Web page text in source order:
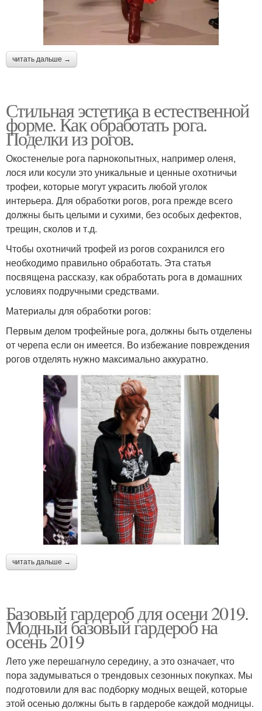
читать дальше →
Стильная эстетика в естественной
форме. Как обработать рога.
Поделки из рогов.
Окостенелые рога парнокопытных, например оленя,
лося или косули это уникальные и ценные охотничьи
трофеи, которые могут украсить любой уголок
интерьера. Для обработки рогов, рога прежде всего
должны быть целыми и сухими, без особых дефектов,
трещин, сколов и т.д.
Чтобы охотничий трофей из рогов сохранился его
необходимо правильно обработать. Эта статья
посвящена рассказу, как обработать рога в домашних
условиях подручными средствами.
Материалы для обработки рогов:
Первым делом трофейные рога, должны быть отделены
от черепа если он имеется. Во избежание повреждения
рогов отделять нужно максимально аккуратно.
читать дальше →
Базовый гардероб для осени 2019.
Модный базовый гардероб на
осень 2019
Лето уже перешагнуло середину, а это означает, что
пора задумываться о трендовых сезонных покупках. Мы
подготовили для вас подборку модных вещей, которые
этой осенью должны быть в гардеробе каждой модницы.